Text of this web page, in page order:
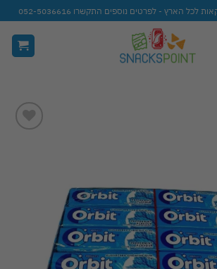
הארץ - לפרטים נוספים התקשרו 052-5036616